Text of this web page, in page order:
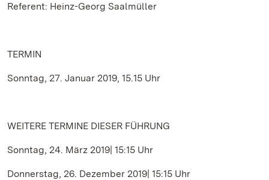
Referent: Heinz-Georg Saalmüller
TERMIN
Sonntag, 27. Januar 2019, 15.15 Uhr
WEITERE TERMINE DIESER FÜHRUNG
Sonntag, 24. März 2019| 15:15 Uhr
Donnerstag, 26. Dezember 2019| 15:15 Uhr